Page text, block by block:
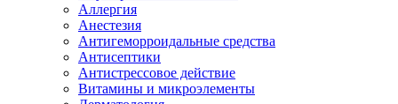
Аллергия
Анестезия
Антигеморроидальные средства
Антисептики
Антистрессовое действие
Витамины и микроэлементы